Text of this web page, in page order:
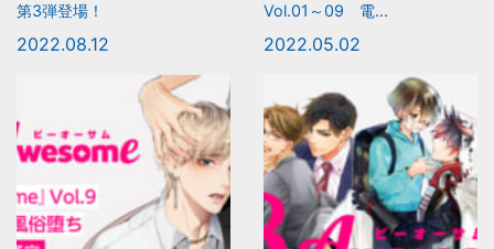
第3弾登場！
2022.08.12
Vol.01～09 電...
2022.05.02